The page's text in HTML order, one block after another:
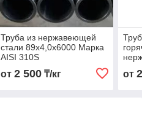
Труба из нержавеющей
стали 89х4,0х6000 Марка
AISI 310S
от 2 500₸/кг от